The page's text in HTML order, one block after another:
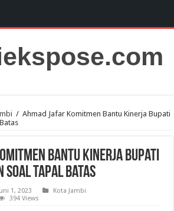
/ Ahmad Jafar Komitmen Bantu Kinerja Bupati
Bantu Kinerja Bupati
Soal Tapal Batas
Juni 1, 2023
Kota Jambi
394 Views